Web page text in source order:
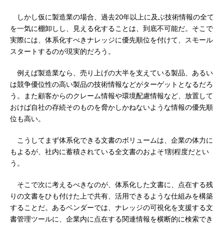
しかし仮に製造業の場合、過去20年以上に及ぶ技術情報の全て
を一気に棚卸しし、見える化することは、到底不可能だ。そこで
実際には、体系化すべきナレッジに優先順位を付けて、スモール
スタートするのが現実的だろう。
例えば製造業なら、売り上げの大半を支えている製品、あるい
は競争優位性の高い製品の技術情報などがターゲットとなるだろ
う。また顧客からのクレーム情報や環境配慮情報など、放置して
おけば自社の存続そのものを脅かしかねないような情報の優先順
位も高い。
こうしてまず体系化できる文書のボリュームは、企業の体力に
もよるが、社内に蓄積されている全文書のおよそ1割程度だとい
う。
そこで次に考えるべきなのが、体系化した文書に、点在する残
りの文書をひも付けた上で共有、活用できるような仕組みを構築
することだ。あるベンダーでは、ナレッジの可視化を支援する文
書管理ツールに、企業内に点在する関連情報を横断的に検索でき